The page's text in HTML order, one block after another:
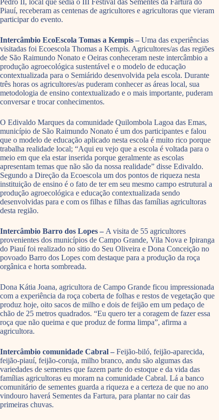
Piauí, receberam as centenas de agricultores e agricultoras que vieram
participar do evento.
Intercâmbio EcoEscola Tomas a Kempis – Uma das experiências
visitadas foi Ecoescola Thomas a Kempis. Agricultores/as das regiões
de São Raimundo Nonato e Oeiras conheceram neste intercâmbio a
produção agroecológica sustentável e o modelo de educação
contextualizada para o Semiárido desenvolvida pela escola. Durante
três horas os agricultores/as puderam conhecer as áreas local, sua
metodologia de ensino contextualizado e o mais importante, puderam
conversar e trocar conhecimentos.
O Edivaldo Marques da comunidade Quilombola Lagoa das Emas,
município de São Raimundo Nonato é um dos participantes e falou
que o modelo de educação aplicado nesta escola é muito rico porque
trabalha realidade local; “Aqui eu vejo que a escola é voltada para o
meio em que ela estar inserida porque geralmente as escolas
apresentam temas que não são da nossa realidade” disse Edivaldo.
Segundo a Direção da Ecoescola um dos pontos de riqueza nesta
instituição de ensino é o fato de ter em seu mesmo campo estrutural a
produção agroecológica e educação contextualizada sendo
desenvolvidas para e com os filhas e filhas das famílias agricultoras
desta região.
Intercâmbio Barro dos Lopes – A visita de 55 agricultores
provenientes dos municípios de Campo Grande, Vila Nova e Ipiranga
do Piauí foi realizado no sitio do Seu Oliveira e Dona Conceição no
povoado Barro dos Lopes com destaque para a produção da roça
orgânica e horta sombreada.
Dona Kátia Joana, agricultora de Campo Grande ficou impressionada
com a experiência da roça coberta de folhas e restos de vegetação que
produz hoje, oito sacos de milho e dois de feijão em um pedaço de
chão de 25 metros quadrados. “Eu quero ter a coragem de fazer essa
roça que não queima e que produz de forma limpa”, afirma a
agricultora.
Intercâmbio comunidade Cabral – Feijão-biló, feijão-aparecida,
feijão-piauí, feijão-coruja, milho branco, andu são algumas das
variedades de sementes que fazem parte do estoque e da vida das
famílias agricultoras eu moram na comunidade Cabral. Lá a banco
comunitário de sementes guarda a riqueza e a certeza de que no ano
vindouro haverá Sementes da Fartura, para plantar no cair das
primeiras chuvas.